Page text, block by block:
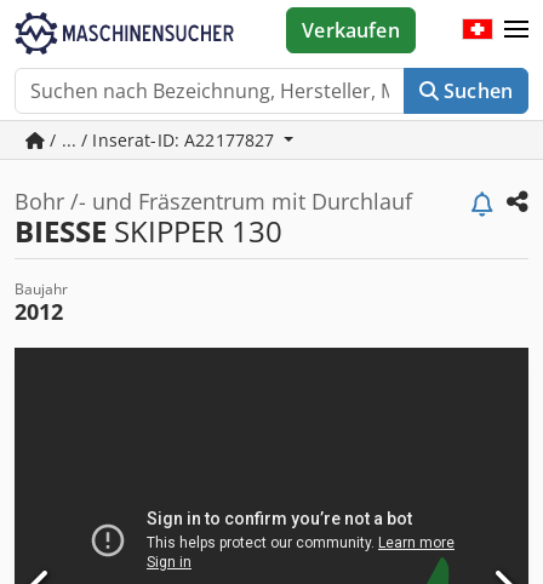
Suchen
Verkaufen
/ ... / Inserat-ID: A22177827
Bohr /- und Fräszentrum mit Durchlauf
BIESSE SKIPPER 130
Baujahr
2012